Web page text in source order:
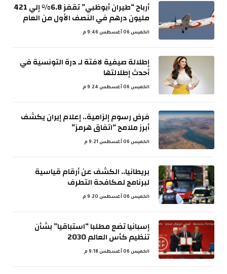
أرباح “طيران أبوظبي” تقفز 6.8% إلي 421
مليون درهم في النصف الأول من العام
الخميس 06 أغسطس 9:46 م
إطلالة صيفية لافتة لـ درة التونسية في
أحدث إطلالتها
الخميس 06 أغسطس 9:24 م
فرض رسوم إلزامية.. إعلام إيران يكشف
أبرز ملامح “اتفاق هرمز”
الخميس 06 أغسطس 9:21 م
بريطانيا.. الكشف عن أرقام قياسية
لبرنامج لمكافحة التطرف
الخميس 06 أغسطس 9:20 م
إسبانيا تضع مطلبا “استباقيا” بشأن
تنظيم كأس العالم 2030
الخميس 06 أغسطس 9:18 م